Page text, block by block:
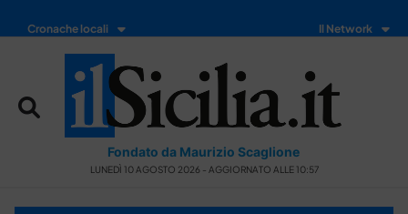
Cronache locali Il Network
Fondato da Maurizio Scaglione
LUNEDÌ 10 AGOSTO 2026 - AGGIORNATO ALLE 10:57